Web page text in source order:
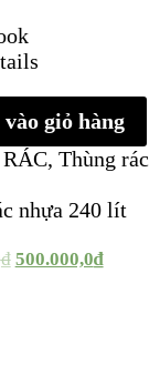
giỏ hàng
, Thùng rác
nhựa 240 lít
₫ 500.000,0₫